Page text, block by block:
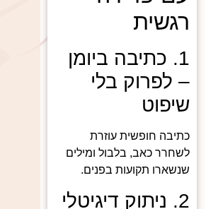
רגשית
1. כתיבה ביומן
– לפרוק בלי
שיפוט
כתיבה חופשית עוזרת
לשחרר כאב, בלבול ומילים
שנשארו תקועות בפנים.
2. ניתוק דיגיטלי